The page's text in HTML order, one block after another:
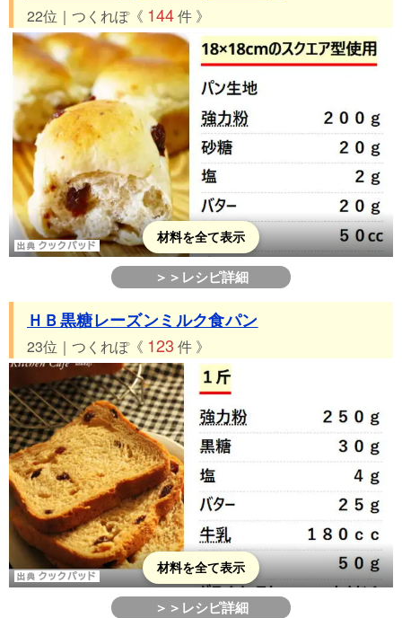
22位｜つくれぽ《 144件 》
材料を全て表示
＞＞レシピ詳細
ＨＢ黒糖レーズンミルク食パン
23位｜つくれぽ《 123 件 》
材料を全て表示
＞＞レシピ詳細